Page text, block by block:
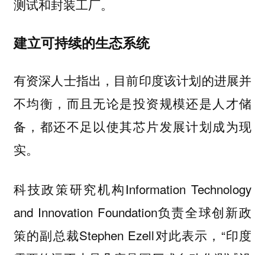
测试和封装工厂。
建立可持续的生态系统
有资深人士指出，目前印度该计划的进展并
不均衡，而且无论是投资规模还是人才储
备，都还不足以使其芯片发展计划成为现
实。
科技政策研究机构Information Technology
and Innovation Foundation负责全球创新政
策的副总裁Stephen Ezell对此表示，“印度